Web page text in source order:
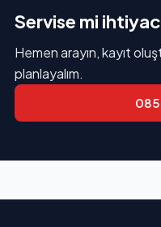
Servise mi
Hemen arayın, kayıt
planlayalım.